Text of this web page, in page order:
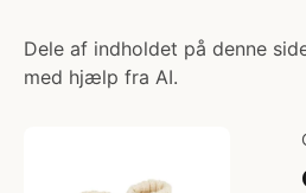
Dele af indholdet på denne
med hjælp fra AI.